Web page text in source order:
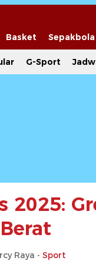
Basket Sepakbola
G-Sport
2025:
Berat
Raya - Sport